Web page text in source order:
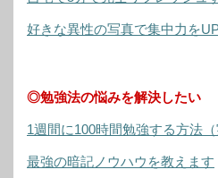
好きな異性の写真で集中力を
◎勉強法の悩みを解決したい
1週間に100時間勉強する方法（
最強の暗記ノウハウを教えます